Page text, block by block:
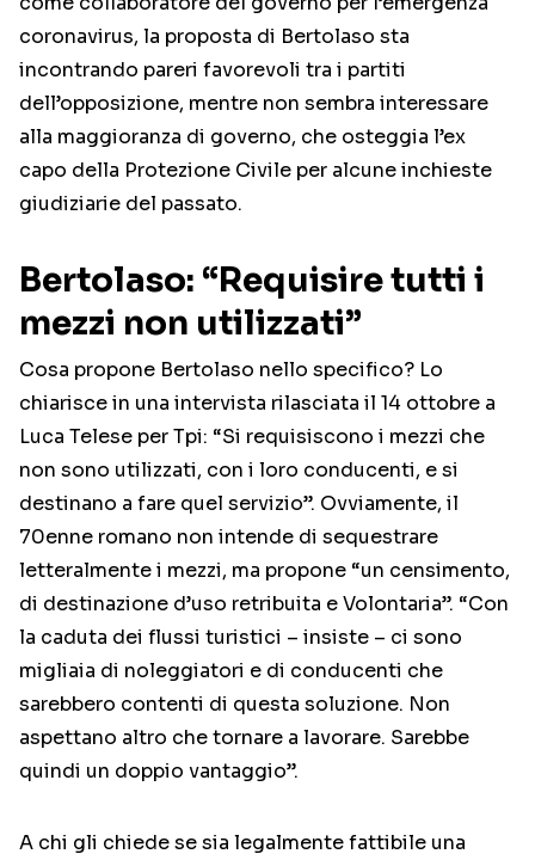
coronavirus, la proposta di Bertolaso sta
incontrando pareri favorevoli tra i partiti
dell’opposizione, mentre non sembra interessare
alla maggioranza di governo, che osteggia l’ex
capo della Protezione Civile per alcune inchieste
giudiziarie del passato.
Bertolaso: “Requisire tutti i
mezzi non utilizzati”
Cosa propone Bertolaso nello specifico? Lo
chiarisce in una intervista rilasciata il 14 ottobre a
Luca Telese per Tpi: “Si requisiscono i mezzi che
non sono utilizzati, con i loro conducenti, e si
destinano a fare quel servizio”. Ovviamente, il
70enne romano non intende di sequestrare
letteralmente i mezzi, ma propone “un censimento,
di destinazione d’uso retribuita e Volontaria”. “Con
la caduta dei flussi turistici – insiste – ci sono
migliaia di noleggiatori e di conducenti che
sarebbero contenti di questa soluzione. Non
aspettano altro che tornare a lavorare. Sarebbe
quindi un doppio vantaggio”.
A chi gli chiede se sia legalmente fattibile una